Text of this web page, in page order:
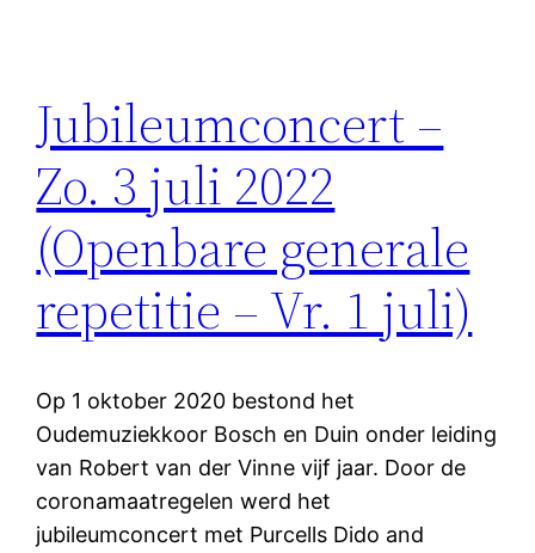
Jubileumconcert –
Zo. 3 juli 2022
(Openbare generale
repetitie – Vr. 1 juli)
Op 1 oktober 2020 bestond het
Oudemuziekkoor Bosch en Duin onder leiding
van Robert van der Vinne vijf jaar. Door de
coronamaatregelen werd het
jubileumconcert met Purcells Dido and